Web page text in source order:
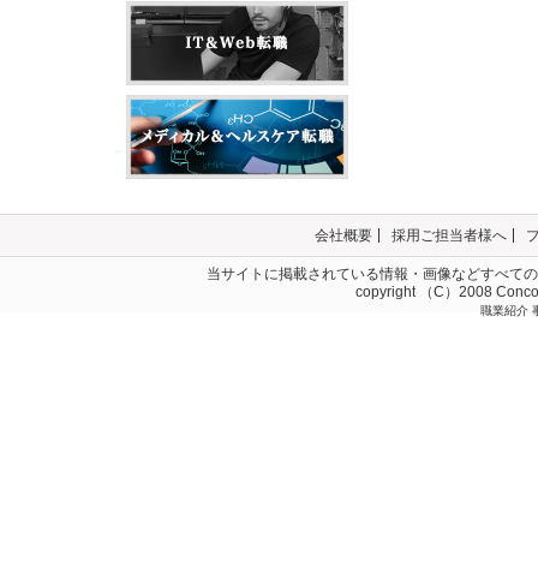
会社概要 採用ご担当者様へ
当サイトに掲載されている情報・画像などすべて
copyright （C）2008
職業紹介